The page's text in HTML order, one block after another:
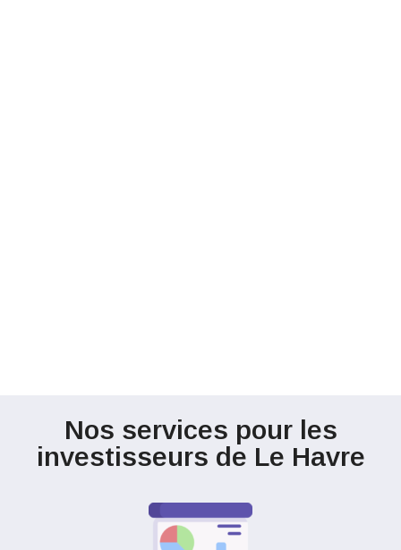
Nos services pour les
investisseurs de Le Havre